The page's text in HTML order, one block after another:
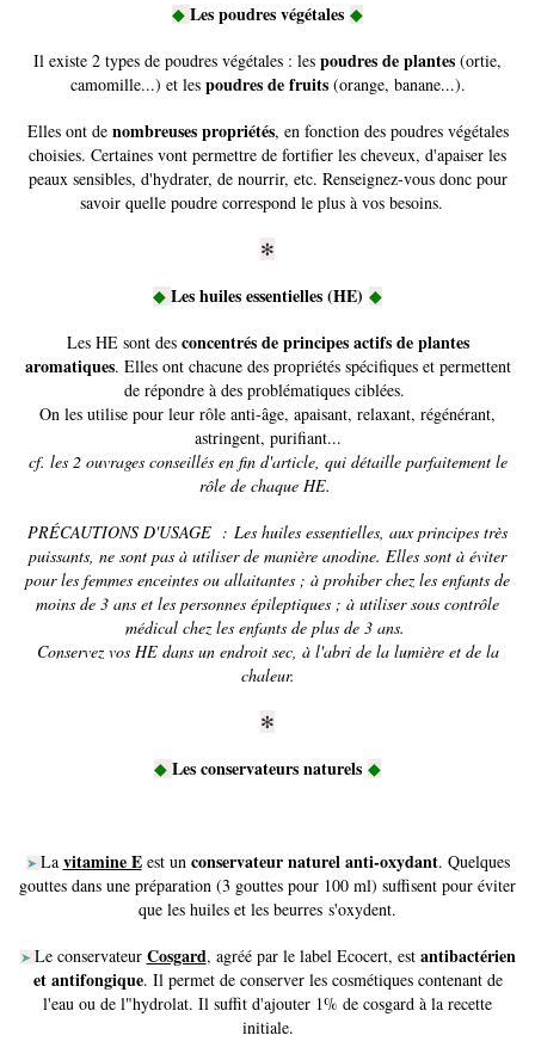
◆ Les poudres végétales ◆
Il existe 2 types de poudres végétales : les poudres de plantes (ortie,
camomille...) et les poudres de fruits(orange, banane...).
Elles ont de nombreuses propriétés, en fonction des poudres végétales
choisies. Certaines vont permettre de fortifier les cheveux, d'apaiser les
peaux sensibles, d'hydrater, de nourrir, etc. Renseignez-vous donc pour
savoir quelle poudre correspond le plus à vos besoins.
✻
◆ Les huiles essentielles (HE) ◆
Les HE sont des concentrés de principes actifs de plantes
aromatiques. Elles ont chacune des propriétés spécifiques et permettent
de répondre à des problématiques ciblées.
On les utilise pour leur rôle anti-âge, apaisant, relaxant, régénérant,
astringent, purifiant...
cf. les 2 ouvrages conseillés en fin d'article, qui détaille parfaitement le
rôle de chaque HE.
PRÉCAUTIONS D'USAGE : Les huiles essentielles, aux principes très
puissants, ne sont pas à utiliser de manière anodine. Elles sont à éviter
pour les femmes enceintes ou allaitantes ; à prohiber chez les enfants de
moins de 3 ans et les personnes épileptiques ; à utiliser sous contrôle
médical chez les enfants de plus de 3 ans.
Conservez vos HE dans un endroit sec, à l'abri de la lumière et de la
chaleur.
✻
◆ Les conservateurs naturels ◆
➤ La vitamine Eest un conservateur naturel anti-oxydant. Quelques
gouttes dans une préparation (3 gouttes pour 100 ml) suffisent pour éviter
que les huiles et les beurres s'oxydent.
➤ Le conservateur Cosgard, agréé par le label Ecocert, est antibactérien
et antifongique. Il permet de conserver les cosmétiques contenant de
l'eau ou de l"hydrolat. Il suffit d'ajouter 1% de cosgard à la recette
initiale.